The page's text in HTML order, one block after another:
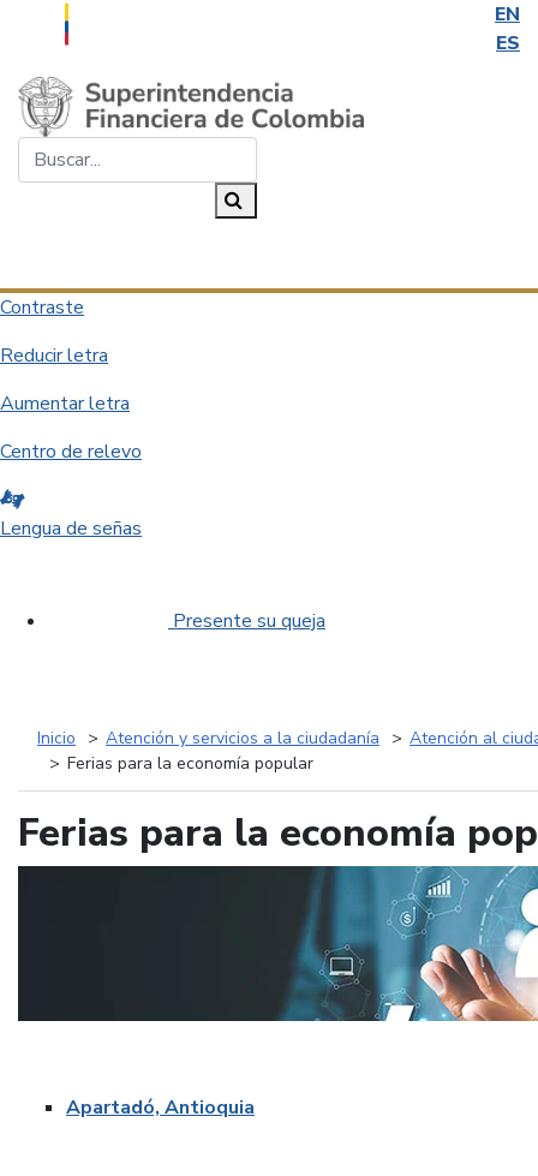
EN
ES
Saltar al contenido principal
Contraste
Reducir letra
Aumentar letra
Centro de relevo
Lengua de señas
Presente su queja
Inicio Atención y servicios a la ciudadanía
Atención al
Ferias para la economía popular
Ferias para la economía
Apartadó, Antioquia